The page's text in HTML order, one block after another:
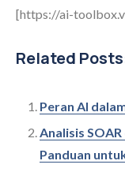
[https://ai-
Related
Peran AI
Analisis
Panduan